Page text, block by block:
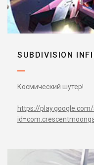
SUBDIVISION
Космический шутер!
https://